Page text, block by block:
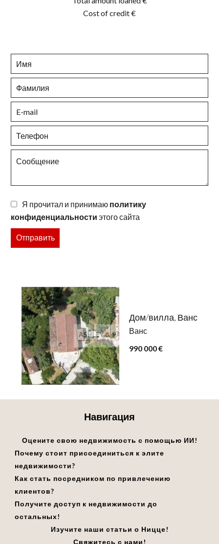
Cost of credit€
Я прочитал и принимаю политику
конфиденциальности этого сайта
Отправить
Дом/вилла, Ванс
Ванс
990 000 €
Навигация
Оцените свою недвижимость с помощью ИИ!
Почему стоит присоединиться к элите
недвижимости?
Как стать посредником по привлечению
клиентов?
Получите доступ к недвижимости до
остальных!
Изучите наши статьи о Ницце!
Свяжитесь с нами!